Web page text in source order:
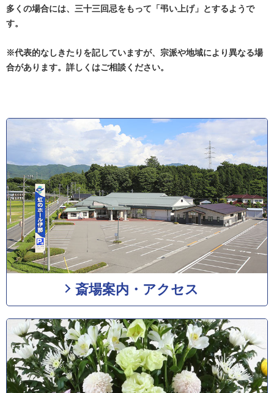
多くの場合には、三十三回忌をもって「弔い上げ」とするようで
す。
※代表的なしきたりを記していますが、宗派や地域により異なる場
合があります。詳しくはご相談ください。
斎場案内・アクセス